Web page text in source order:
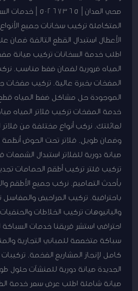
صحي العدان |
المتكاملة تركيب سخانات جميع
الأعطال استبدال القطع التالفة ضمان
اطلب خدمة السخانات تركيب صيانة
المياه ضرورية لضمان ضغط مناسب.
المضخات بخبرة عالية. تركيب مضخات
الموجودة حل مشاكل ضغط المياه قطع
خدمة المضخات تركيب فلاتر المياه
لعائلتك. نركب أنواع مختلفة من فلاتر
وضمان طويل. فلاتر تحت الحوض أنظمة
صيانة دورية للفلاتر استبدال
تركيب فلتر تركيب أطقم الحمامات
بأحدث التصاميم. نركب جميع الأطقم
باحترافية. تركيب المراحيض والمغاسل
والبانيوهات تركيب الخلاطات
احترافي استشر فريقنا خدمات السباكة
سباكة متخصصة للمباني التجارية
كامل لإنجاز المشاريع الضخمة.
الجديدة صيانة دورية للمنشآت حلول